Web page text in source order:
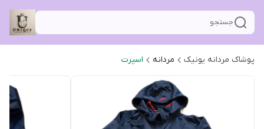
جستجو
پوشاک مردانه یونیک مردانه اسپرت